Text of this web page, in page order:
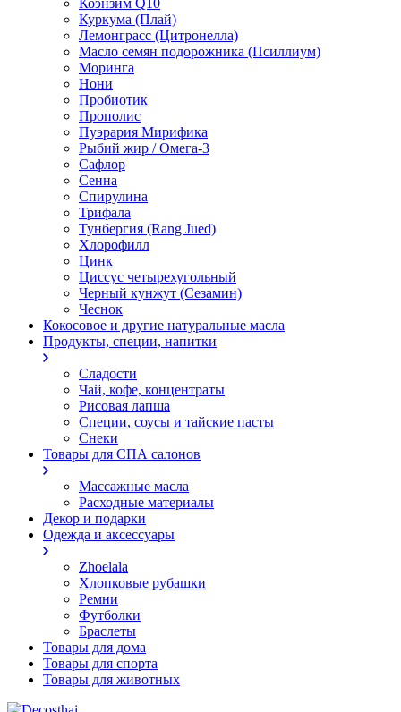
Коэнзим Q10
Куркума (Плай)
Лемонграсс (Цитронелла)
Масло семян подорожника (Псиллиум)
Моринга
Нони
Пробиотик
Прополис
Пуэрария Мирифика
Рыбий жир / Омега-3
Сафлор
Сенна
Спирулина
Трифала
Тунбергия (Rang Jued)
Хлорофилл
Цинк
Циссус четырехугольный
Черный кунжут (Сезамин)
Чеснок
Кокосовое и другие натуральные масла
Продукты, специи, напитки
Сладости
Чай, кофе, концентраты
Рисовая лапша
Специи, соусы и тайские пасты
Снеки
Товары для СПА салонов
Массажные масла
Расходные материалы
Декор и подарки
Одежда и аксессуары
Zhoelala
Хлопковые рубашки
Ремни
Футболки
Браслеты
Товары для дома
Товары для спорта
Товары для животных